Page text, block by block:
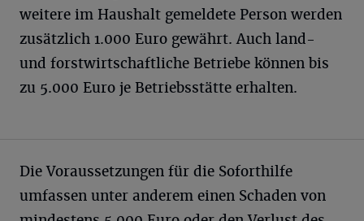
weitere im Haushalt gemeldete Person werden
zusätzlich 1.000 Euro gewährt. Auch land-
und forstwirtschaftliche Betriebe können bis
zu 5.000 Euro je Betriebsstätte erhalten.
Die Voraussetzungen für die Soforthilfe
umfassen unter anderem einen Schaden von